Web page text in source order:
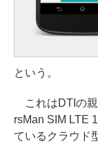
という。
これはDTIの親
rsMan SIM LTE
ているクラウド